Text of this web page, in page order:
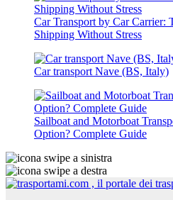
Car Transport by Car Carrier:
Shipping Without Stress
Car transport Nave (BS, Italy)
Sailboat and Motorboat
Option? Complete Guide